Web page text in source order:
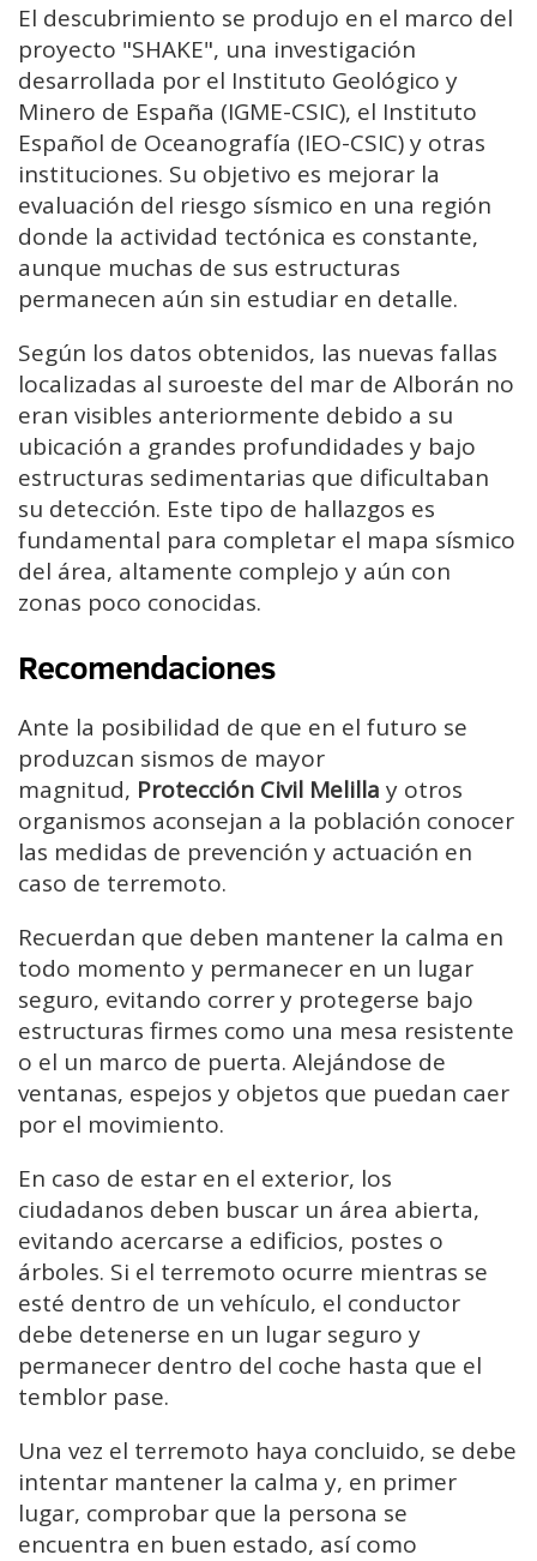
El descubrimiento se produjo en el marco del
proyecto "SHAKE", una investigación
desarrollada por el Instituto Geológico y
Minero de España (IGME-CSIC), el Instituto
Español de Oceanografía (IEO-CSIC) y otras
instituciones. Su objetivo es mejorar la
evaluación del riesgo sísmico en una región
donde la actividad tectónica es constante,
aunque muchas de sus estructuras
permanecen aún sin estudiar en detalle.
Según los datos obtenidos, las nuevas fallas
localizadas al suroeste del mar de Alborán no
eran visibles anteriormente debido a su
ubicación a grandes profundidades y bajo
estructuras sedimentarias que dificultaban
su detección. Este tipo de hallazgos es
fundamental para completar el mapa sísmico
del área, altamente complejo y aún con
zonas poco conocidas.
Recomendaciones
Ante la posibilidad de que en el futuro se
produzcan sismos de mayor
magnitud, Protección Civil Melilla y otros
organismos aconsejan a la población conocer
las medidas de prevención y actuación en
caso de terremoto.
Recuerdan que deben mantener la calma en
todo momento y permanecer en un lugar
seguro, evitando correr y protegerse bajo
estructuras firmes como una mesa resistente
o el un marco de puerta. Alejándose de
ventanas, espejos y objetos que puedan caer
por el movimiento.
En caso de estar en el exterior, los
ciudadanos deben buscar un área abierta,
evitando acercarse a edificios, postes o
árboles. Si el terremoto ocurre mientras se
esté dentro de un vehículo, el conductor
debe detenerse en un lugar seguro y
permanecer dentro del coche hasta que el
temblor pase.
Una vez el terremoto haya concluido, se debe
intentar mantener la calma y, en primer
lugar, comprobar que la persona se
encuentra en buen estado, así como